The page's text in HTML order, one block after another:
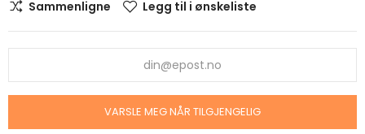
Sammenligne Legg til i ønskeliste
VARSLE MEG NÅR TILGJENGELIG